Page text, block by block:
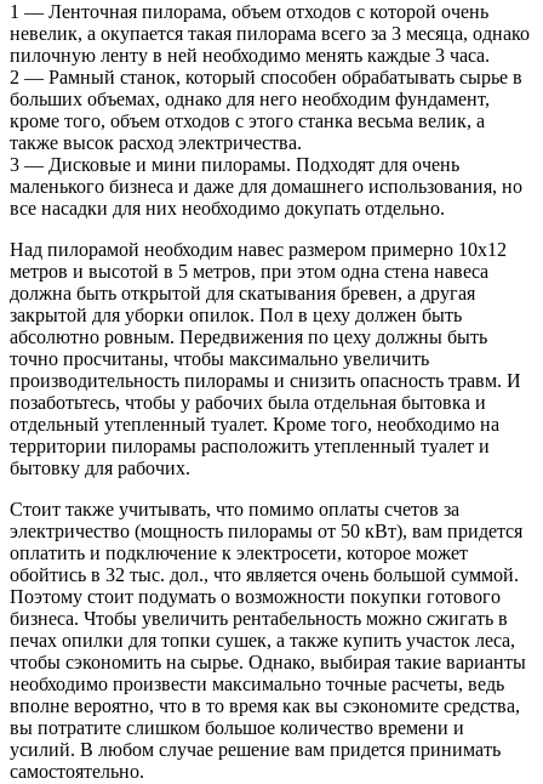
1 — Ленточная пилорама, объем отходов с которой очень
невелик, а окупается такая пилорама всего за 3 месяца, однако
пилочную ленту в ней необходимо менять каждые 3 часа.
2 — Рамный станок, который способен обрабатывать сырье в
больших объемах, однако для него необходим фундамент,
кроме того, объем отходов с этого станка весьма велик, а
также высок расход электричества.
3 — Дисковые и мини пилорамы. Подходят для очень
маленького бизнеса и даже для домашнего использования, но
все насадки для них необходимо докупать отдельно.
Над пилорамой необходим навес размером примерно 10х12
метров и высотой в 5 метров, при этом одна стена навеса
должна быть открытой для скатывания бревен, а другая
закрытой для уборки опилок. Пол в цеху должен быть
абсолютно ровным. Передвижения по цеху должны быть
точно просчитаны, чтобы максимально увеличить
производительность пилорамы и снизить опасность травм. И
позаботьтесь, чтобы у рабочих была отдельная бытовка и
отдельный утепленный туалет. Кроме того, необходимо на
территории пилорамы расположить утепленный туалет и
бытовку для рабочих.
Стоит также учитывать, что помимо оплаты счетов за
электричество (мощность пилорамы от 50 кВт), вам придется
оплатить и подключение к электросети, которое может
обойтись в 32 тыс. дол., что является очень большой суммой.
Поэтому стоит подумать о возможности покупки готового
бизнеса. Чтобы увеличить рентабельность можно сжигать в
печах опилки для топки сушек, а также купить участок леса,
чтобы сэкономить на сырье. Однако, выбирая такие варианты
необходимо произвести максимально точные расчеты, ведь
вполне вероятно, что в то время как вы сэкономите средства,
вы потратите слишком большое количество времени и
усилий. В любом случае решение вам придется принимать
самостоятельно.